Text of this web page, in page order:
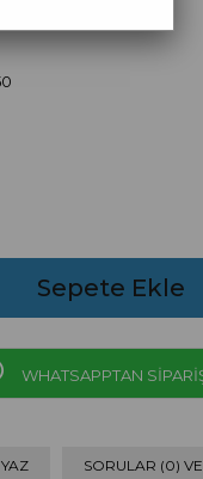
WHATSAPPTAN
SORULAR (0)